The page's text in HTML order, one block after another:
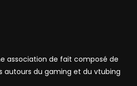
association de fait composé de
autours du gaming et du vtubing